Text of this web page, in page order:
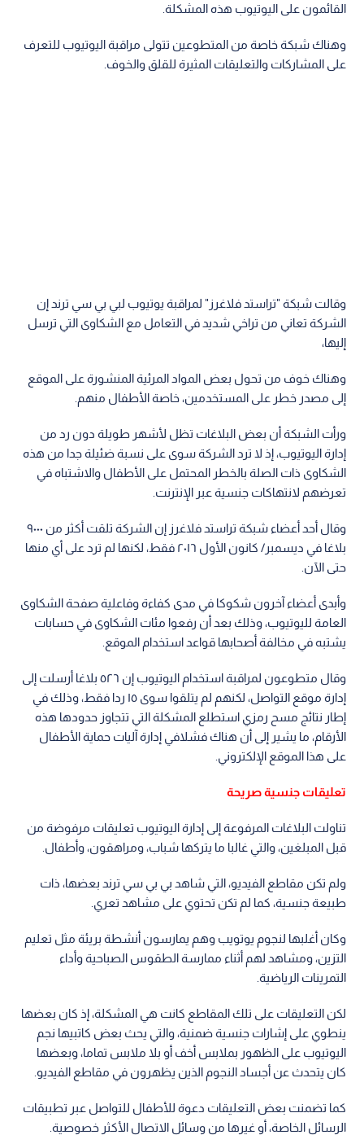
القائمون على اليوتيوب هذه المشكلة.
وهناك شبكة خاصة من المتطوعين تتولى مراقبة اليوتيوب للتعرف
على المشاركات والتعليقات المثيرة للقلق والخوف.
وقالت شبكة "تراستد فلاغرز" لمراقبة يوتيوب لبي بي سي ترند إن
الشركة تعاني من تراخي شديد في التعامل مع الشكاوى التي ترسل
إليها،
وهناك خوف من تحول بعض المواد المرئية المنشورة على الموقع
إلى مصدر خطر على المستخدمين، خاصة الأطفال منهم.
ورأت الشبكة أن بعض البلاغات تظل لأشهر طويلة دون رد من
إدارة اليوتيوب، إذ لا ترد الشركة سوى على نسبة ضئيلة جدا من هذه
الشكاوى ذات الصلة بالخطر المحتمل على الأطفال والاشتباه في
تعرضهم لانتهاكات جنسية عبر الإنترنت.
وقال أحد أعضاء شبكة تراستد فلاغرز إن الشركة تلقت أكثر من ٩٠٠٠
بلاغا في ديسمبر/ كانون الأول ٢٠١٦ فقط، لكنها لم ترد على أي منها
حتى الآن.
وأبدى أعضاء آخرون شكوكا في مدى كفاءة وفاعلية صفحة الشكاوى
العامة لليوتيوب، وذلك بعد أن رفعوا مئات الشكاوى في حسابات
يشتبه في مخالفة أصحابها قواعد استخدام الموقع.
وقال متطوعون لمراقبة استخدام اليوتيوب إن ٥٢٦ بلاغا أرسلت إلى
إدارة موقع التواصل، لكنهم لم يتلقوا سوى ١٥ ردا فقط، وذلك في
إطار نتائج مسح رمزي استطلع المشكلة التي تتجاوز حدودها هذه
الأرقام، ما يشير إلى أن هناك فشلافي إدارة آليات حماية الأطفال
على هذا الموقع الإلكتروني.
تعليقات جنسية صريحة
تناولت البلاغات المرفوعة إلى إدارة اليوتيوب تعليقات مرفوضة من
قبل المبلغين، والتي غالبا ما يتركها شباب، ومراهقون، وأطفال.
ولم تكن مقاطع الفيديو، التي شاهد بي بي سي ترند بعضها، ذات
طبيعة جنسية، كما لم تكن تحتوي على مشاهد تعري.
وكان أغلبها لنجوم يوتويب وهم يمارسون أنشطة بريئة مثل تعليم
التزين، ومشاهد لهم أثناء ممارسة الطقوس الصباحية وأداء
التمرينات الرياضية.
لكن التعليقات على تلك المقاطع كانت هي المشكلة، إذ كان بعضها
ينطوي على إشارات جنسية ضمنية، والتي يحث بعض كاتبيها نجم
اليوتيوب على الظهور بملابس أخف أو بلا ملابس تماما، وبعضها
كان يتحدث عن أجساد النجوم الذين يظهرون في مقاطع الفيديو.
كما تضمنت بعض التعليقات دعوة للأطفال للتواصل عبر تطبيقات
الرسائل الخاصة، أو غيرها من وسائل الاتصال الأكثر خصوصية.